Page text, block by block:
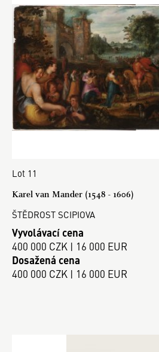
Lot 11
Karel van Mander (1548 - 1606)
ŠTĚDROST SCIPIOVA
Vyvolávací cena
400 000 CZK | 16 000 EUR
Dosažená cena
400 000 CZK | 16 000 EUR